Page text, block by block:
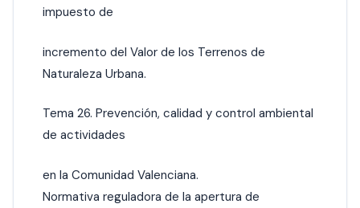
impuesto de
incremento del Valor de los Terrenos de
Naturaleza Urbana.
Tema 26. Prevención, calidad y control ambiental
de actividades
en la Comunidad Valenciana.
Normativa reguladora de la apertura de